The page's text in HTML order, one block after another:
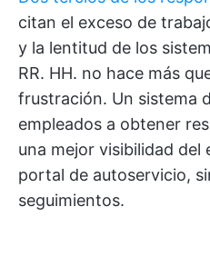
citan el exceso de
y la lentitud de los
RR. HH. no hace más
frustración. Un sistema
empleados a obtener
una mejor visibilidad del
portal de autoservicio,
seguimientos.